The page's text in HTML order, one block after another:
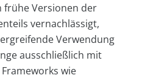
frühe Versionen der
vernachlässigt,
Verwendung
ausschließlich mit
wie